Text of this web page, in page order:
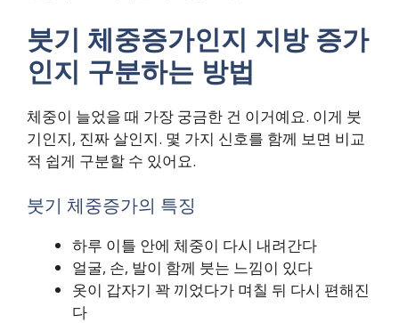
붓기 체중증가인지 지방 증가
인지 구분하는 방법
체중이 늘었을 때 가장 궁금한 건 이거예요. 이게 붓
기인지, 진짜 살인지. 몇 가지 신호를 함께 보면 비교
적 쉽게 구분할 수 있어요.
붓기 체중증가의 특징
하루 이틀 안에 체중이 다시 내려간다
얼굴, 손, 발이 함께 붓는 느낌이 있다
옷이 갑자기 꽉 끼었다가 며칠 뒤 다시 편해진
다